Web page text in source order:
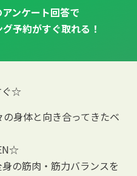
ンケート回答で
予約がすぐ取れる！
ぐ☆
身体と向き合ってきたベ
の筋肉・筋力バランスを